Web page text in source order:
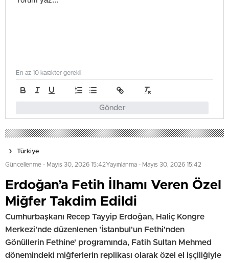
Gönder
En az 10 karakter gerekli
Türkiye
Güncellenme - Mayıs 30, 2026 15:42Yayınlanma - Mayıs 30, 2026 15:42
Erdoğan’a Fetih İlhamı Veren Özel
Miğfer Takdim Edildi
Cumhurbaşkanı Recep Tayyip Erdoğan, Haliç Kongre
Merkezi'nde düzenlenen 'İstanbul'un Fethi'nden
Gönüllerin Fethine' programında, Fatih Sultan Mehmed
dönemindeki miğferlerin replikası olarak özel el işçiliğiyle